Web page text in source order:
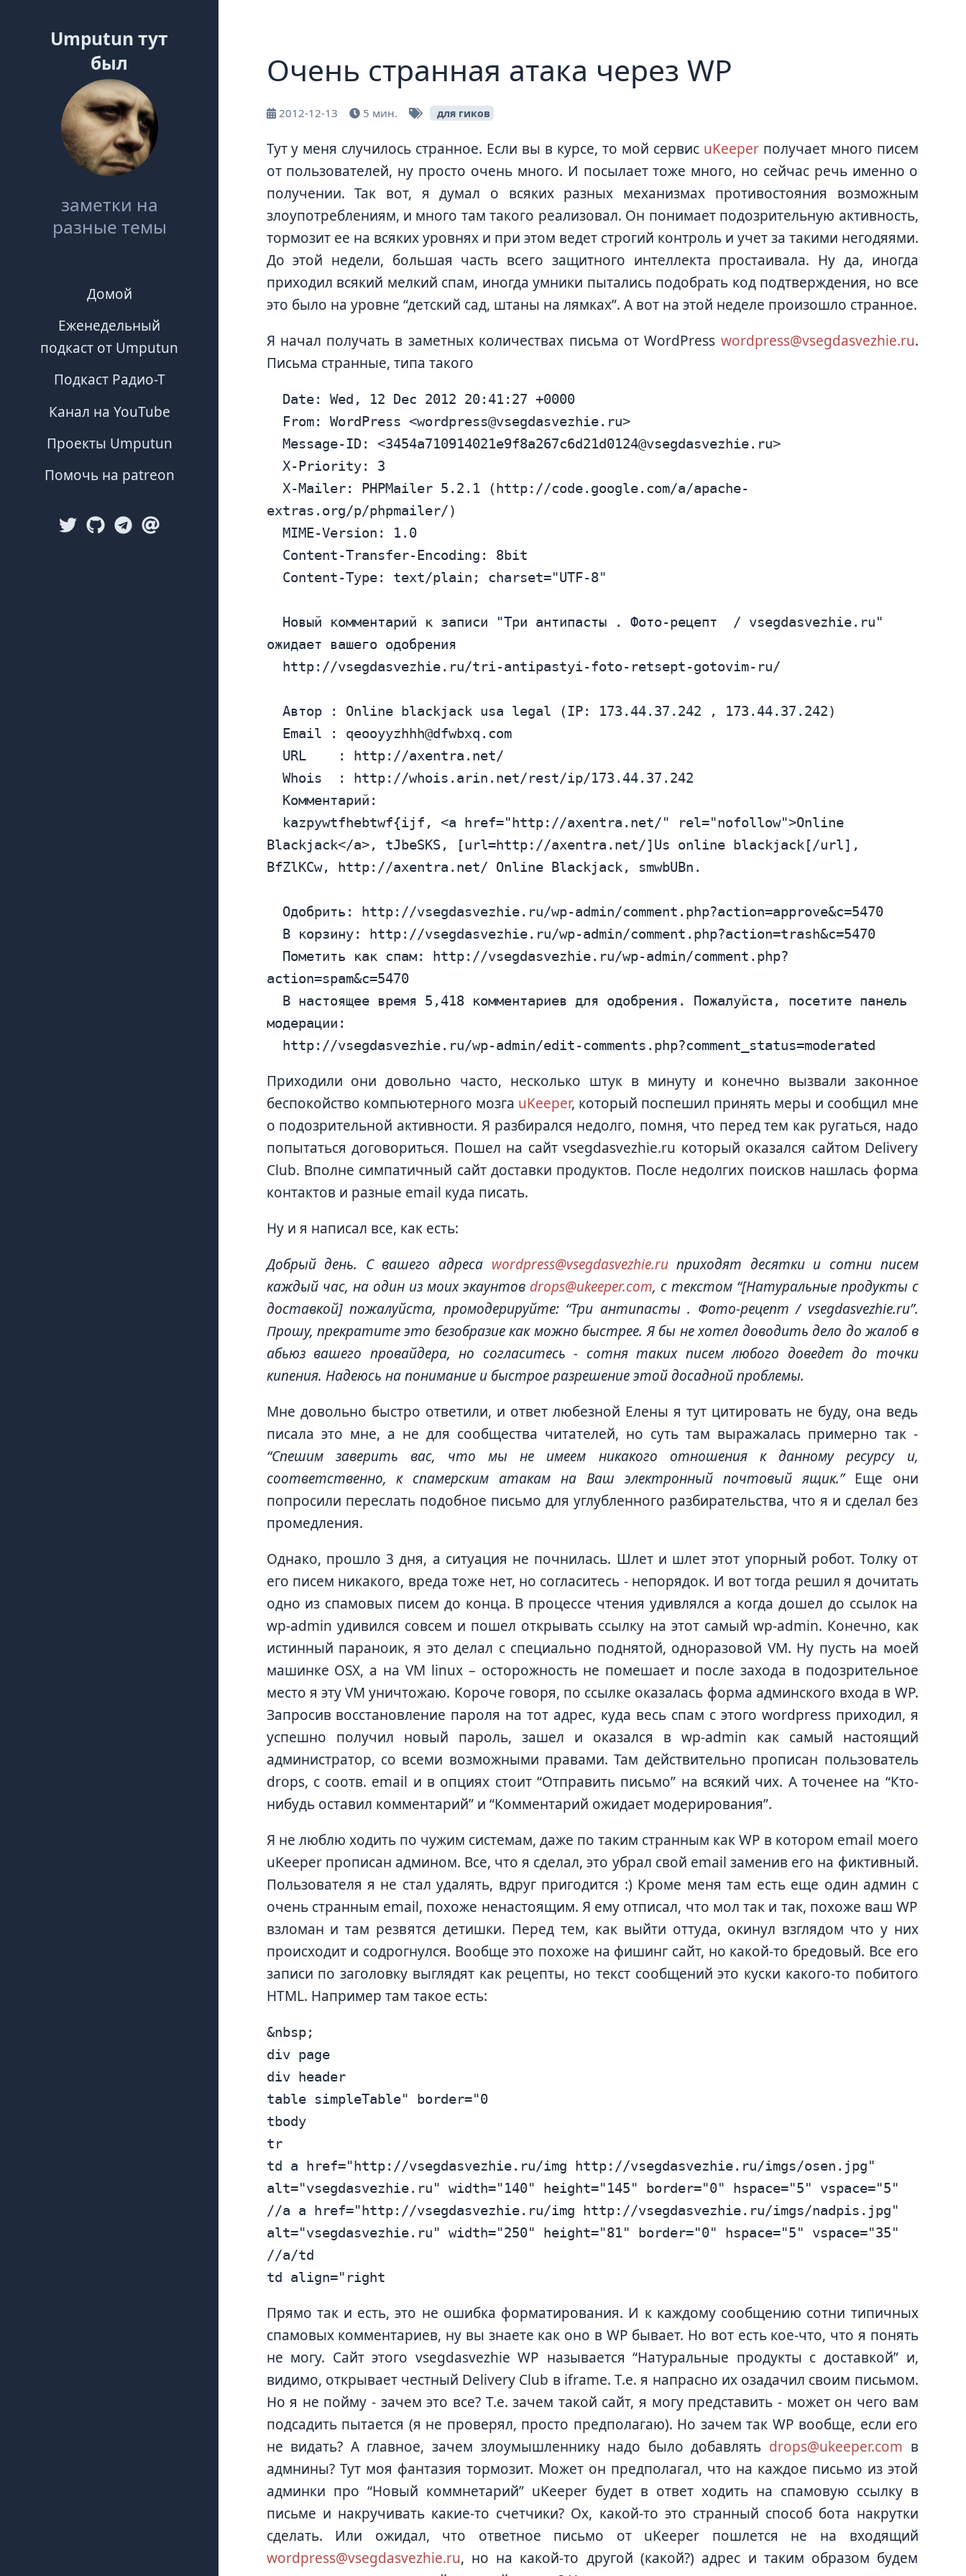
Umputun тут
был
заметки на
разные темы
Домой
Еженедельный
подкаст от Umputun
Подкаст Радио-Т
Канал на YouTube
Проекты Umputun
Помочь на patreon
Очень странная атака через WP
2012-12-13 5 мин. для гиков
Тут у меня случилось странное. Если вы в курсе, то мой сервис uKeeperполучает много писем
от пользователей, ну просто очень много. И посылает тоже много, но сейчас речь именно о
получении. Так вот, я думал о всяких разных механизмах противостояния возможным
злоупотреблениям, и много там такого реализовал. Он понимает подозрительную активность,
тормозит ее на всяких уровнях и при этом ведет строгий контроль и учет за такими негодяями.
До этой недели, большая часть всего защитного интеллекта простаивала. Ну да, иногда
приходил всякий мелкий спам, иногда умники пытались подобрать код подтверждения, но все
это было на уровне “детский сад, штаны на лямках”. А вот на этой неделе произошло странное.
Я начал получать в заметных количествах письма от WordPress wordpress@vsegdasvezhie.ru.
Письма странные, типа такого
	From: WordPress <
wordpress@vsegdasvezhie.ru>
	Message-ID: <
3454a710914021e9f8a267c6d21d0124@vsegdasvezhie.ru>
extras.org/p/phpmailer/)
ожидает вашего одобрения
	Email :
qeooyyzhhh@dfwbxq.com
Blackjack</a>, tJbeSKS, [url=http://axentra.net/]Us online blackjack[/url],
BfZlKCw, http://axentra.net/ Online Blackjack, smwbUBn.
action=spam&c=5470
модерации:
Приходили они довольно часто, несколько штук в минуту и конечно вызвали законное
беспокойство компьютерного мозга uKeeper, который поспешил принять меры и сообщил мне
о подозрительной активности. Я разбирался недолго, помня, что перед тем как ругаться, надо
попытаться договориться. Пошел на сайт vsegdasvezhie.ru который оказался сайтом Delivery
Club. Вполне симпатичный сайт доставки продуктов. После недолгих поисков нашлась форма
контактов и разные email куда писать.
Ну и я написал все, как есть:
Добрый день. С вашего адреса wordpress@vsegdasvezhie.ruприходят десятки и сотни писем
каждый час, на один из моих экаунтов drops@ukeeper.com, с текстом “[Натуральные продукты с
доставкой] пожалуйста, промодерируйте: “Три антипасты . Фото-рецепт / vsegdasvezhie.ru”.
Прошу, прекратите это безобразие как можно быстрее. Я бы не хотел доводить дело до жалоб в
абьюз вашего провайдера, но согласитесь - сотня таких писем любого доведет до точки
кипения. Надеюсь на понимание и быстрое разрешение этой досадной проблемы.
Мне довольно быстро ответили, и ответ любезной Елены я тут цитировать не буду, она ведь
писала это мне, а не для сообщества читателей, но суть там выражалась примерно так -
“Спешим заверить вас, что мы не имеем никакого отношения к данному ресурсу и,
соответственно, к спамерским атакам на Ваш электронный почтовый ящик.”Еще они
попросили переслать подобное письмо для углубленного разбирательства, что я и сделал без
промедления.
Однако, прошло 3 дня, а ситуация не почнилась. Шлет и шлет этот упорный робот. Толку от
его писем никакого, вреда тоже нет, но согласитесь - непорядок. И вот тогда решил я дочитать
одно из спамовых писем до конца. В процессе чтения удивлялся а когда дошел до ссылок на
wp-admin удивился совсем и пошел открывать ссылку на этот самый wp-admin. Конечно, как
истинный параноик, я это делал с специально поднятой, одноразовой VM. Ну пусть на моей
машинке OSX, а на VM linux – осторожность не помешает и после захода в подозрительное
место я эту VM уничтожаю. Короче говоря, по ссылке оказалась форма админского входа в WP.
Запросив восстановление пароля на тот адрес, куда весь спам с этого wordpress приходил, я
успешно получил новый пароль, зашел и оказался в wp-admin как самый настоящий
администратор, со всеми возможными правами. Там действительно прописан пользователь
drops, с соотв. email и в опциях стоит “Отправить письмо” на всякий чих. А точенее на “Кто-
нибудь оставил комментарий” и “Комментарий ожидает модерирования”.
Я не люблю ходить по чужим системам, даже по таким странным как WP в котором email моего
uKeeper прописан админом. Все, что я сделал, это убрал свой email заменив его на фиктивный.
Пользователя я не стал удалять, вдруг пригодится :) Кроме меня там есть еще один админ с
очень странным email, похоже ненастоящим. Я ему отписал, что мол так и так, похоже ваш WP
взломан и там резвятся детишки. Перед тем, как выйти оттуда, окинул взглядом что у них
происходит и содрогнулся. Вообще это похоже на фишинг сайт, но какой-то бредовый. Все его
записи по заголовку выглядят как рецепты, но текст сообщений это куски какого-то побитого
HTML. Например там такое есть:
&nbsp;
div page
div header
table simpleTable" border="0
tbody
tr
td a href="http://vsegdasvezhie.ru/img http://vsegdasvezhie.ru/imgs/osen.jpg"
alt="vsegdasvezhie.ru" width="140" height="145" border="0" hspace="5" vspace="5"
//a a href="http://vsegdasvezhie.ru/img http://vsegdasvezhie.ru/imgs/nadpis.jpg"
alt="vsegdasvezhie.ru" width="250" height="81" border="0" hspace="5" vspace="35"
//a/td
Прямо так и есть, это не ошибка форматирования. И к каждому сообщению сотни типичных
спамовых комментариев, ну вы знаете как оно в WP бывает. Но вот есть кое-что, что я понять
не могу. Сайт этого vsegdasvezhie WP называется “Натуральные продукты с доставкой” и,
видимо, открывает честный Delivery Club в iframe. Т.е. я напрасно их озадачил своим письмом.
Но я не пойму - зачем это все? Т.е. зачем такой сайт, я могу представить - может он чего вам
подсадить пытается (я не проверял, просто предполагаю). Но зачем так WP вообще, если его
не видать? А главное, зачем злоумышленнику надо было добавлять drops@ukeeper.com в
адмнины? Тут моя фантазия тормозит. Может он предполагал, что на каждое письмо из этой
админки про “Новый коммнетарий” uKeeper будет в ответ ходить на спамовую ссылку в
письме и накручивать какие-то счетчики? Ох, какой-то это странный способ бота накрутки
сделать. Или ожидал, что ответное письмо от uKeeper пошлется не на входящий
wordpress@vsegdasvezhie.ru, но на какой-то другой (какой?) адрес и таким образом будем